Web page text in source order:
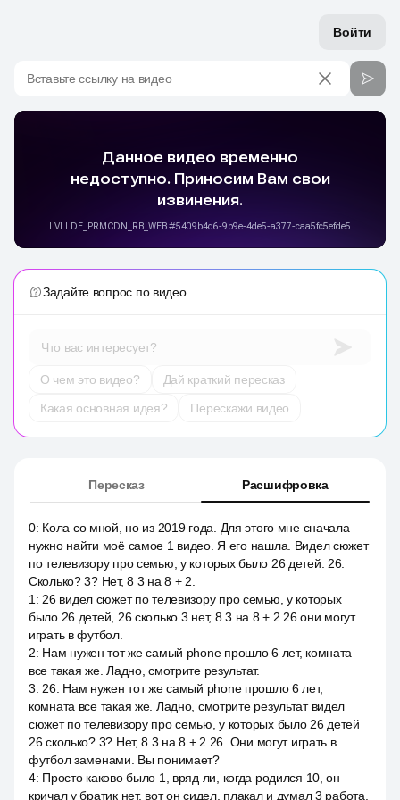
Войти
Вставьте ссылку на видео
Задайте вопрос по видео
Что вас интересует?
О чем это видео?
Дай краткий пересказ
Какая основная идея?
Перескажи видео
Пересказ Расшифровка
0: Кола со мной, но из 2019 года. Для этого мне сначала
нужно найти моё самое 1 видео. Я его нашла. Видел сюжет
по телевизору про семью, у которых было 26 детей. 26.
Сколько? 3? Нет, 8 3 на 8 + 2.
1 : 26 видел сюжет по телевизору про семью, у которых
было 26 детей, 26 сколько 3 нет, 8 3 на 8 + 2 26 они могут
играть в футбол.
2: Нам нужен тот же самый phone прошло 6 лет, комната
все такая же. Ладно, смотрите результат.
3: 26. Нам нужен тот же самый phone прошло 6 лет,
комната все такая же. Ладно, смотрите результат видел
сюжет по телевизору про семью, у которых было 26 детей
26 сколько? 3? Нет, 8 3 на 8 + 2 26. Они могут играть в
футбол заменами. Вы понимает?
4: Просто каково было 1, вряд ли, когда родился 10, он
кричал у братик нет, вот он сидел, плакал и думал 3 работа.